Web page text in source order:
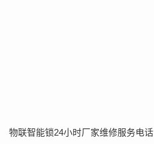
物联智能锁24小时厂家维修服务电话